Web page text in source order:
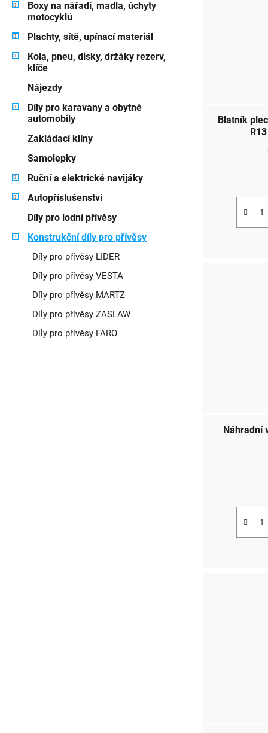
Boxy na nářadí, madla, úchyty
motocyklů
Plachty, sítě, upínací materiál
Kola, pneu, disky, držáky rezerv,
klíče
Nájezdy
Díly pro karavany a obytné
automobily
Zakládací klíny
Samolepky
Ruční a elektrické navijáky
Autopříslušenství
Díly pro lodní přívěsy
Konstrukční díly pro přívěsy
Díly pro přívěsy LIDER
Díly pro přívěsy VESTA
Díly pro přívěsy MARTZ
Díly pro přívěsy ZASLAW
Díly pro přívěsy FARO
Blatník
Náhradní